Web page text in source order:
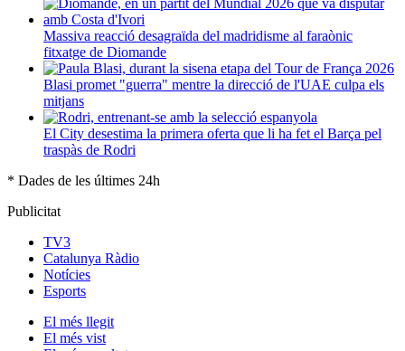
Massiva reacció desagraïda del madridisme al faraònic
fitxatge de Diomande
Blasi promet "guerra" mentre la direcció de l'UAE culpa els
mitjans
El City desestima la primera oferta que li ha fet el Barça pel
traspàs de Rodri
* Dades de les últimes 24h
Publicitat
TV3
Catalunya Ràdio
Notícies
Esports
El més llegit
El més vist